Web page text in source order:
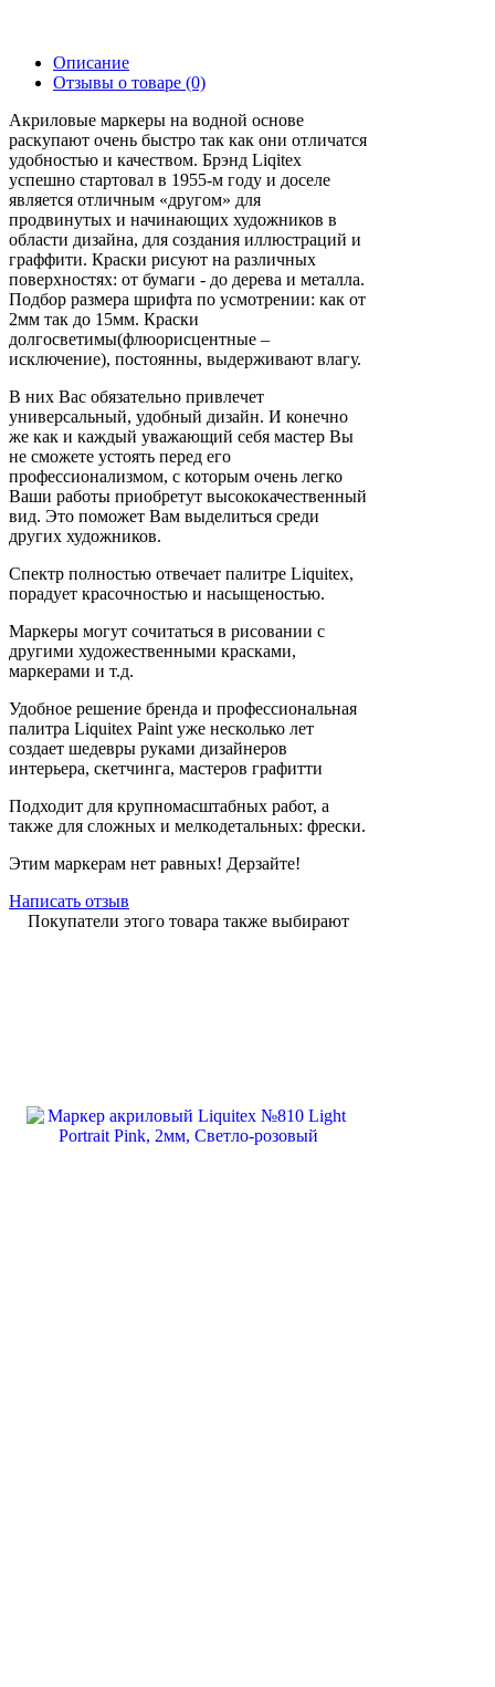
Описание
Отзывы о товаре (0)
Акриловые маркеры на водной основе
раскупают очень быстро так как они отличатся
удобностью и качеством. Брэнд Liqitex
успешно стартовал в 1955-м году и доселе
является отличным «другом» для
продвинутых и начинающих художников в
области дизайна, для создания иллюстраций и
граффити. Краски рисуют на различных
поверхностях: от бумаги - до дерева и металла.
Подбор размера шрифта по усмотрении: как от
2мм так до 15мм. Краски
долгосветимы(флюорисцентные –
исключение), постоянны, выдерживают влагу.
В них Вас обязательно привлечет
универсальный, удобный дизайн. И конечно
же как и каждый уважающий себя мастер Вы
не сможете устоять перед его
профессионализмом, с которым очень легко
Ваши работы приобретут высококачественный
вид. Это поможет Вам выделиться среди
других художников.
Спектр полностью отвечает палитре Liquitex,
порадует красочностью и насыщеностью.
Маркеры могут сочитаться в рисовании с
другими художественными красками,
маркерами и т.д.
Удобное решение бренда и профессиональная
палитра Liquitex Paint уже несколько лет
создает шедевры руками дизайнеров
интерьера, скетчинга, мастеров графитти
Подходит для крупномасштабных работ, а
также для сложных и мелкодетальных: фрески.
Этим маркерам нет равных! Дерзайте!
Написать отзыв
Покупатели этого товара также выбирают